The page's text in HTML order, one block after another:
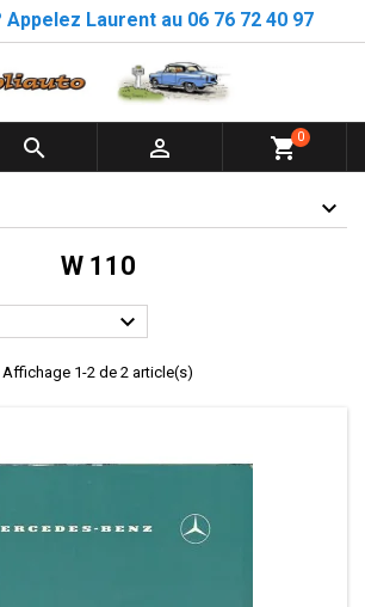
Laurent au 06 76 72 40 97
  shopping_cart0
W 110

Affichage 1-2 de 2 article(s)